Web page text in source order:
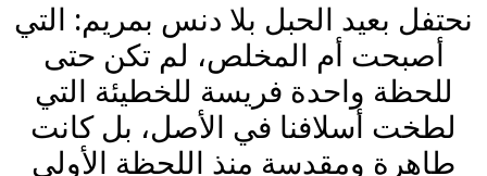
نحتفل بعيد الحبل بلا دنس بمريم: التي
أصبحت أم المخلص، لم تكن حتى
للحظة واحدة فريسة للخطيئة التي
لطخت أسلافنا في الأصل، بل كانت
طاهرة ومقدسة منذ اللحظة الأولى